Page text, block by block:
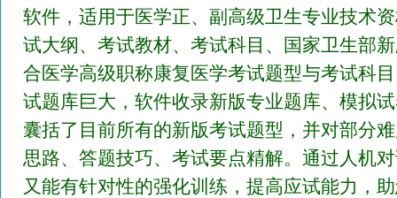
软件，适用于医学正、副高级卫生专业技术
试大纲、考试教材、考试科目、国家卫生部
合医学高级职称康复医学考试题型与考试科
试题库巨大，软件收录新版专业题库、模拟
囊括了目前所有的新版考试题型，并对部分
思路、答题技巧、考试要点精解。通过人机
又能有针对性的强化训练，提高应试能力，